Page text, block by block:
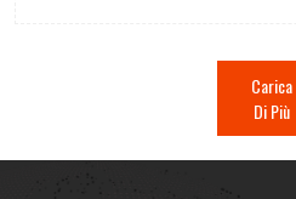
Carica
Di Più